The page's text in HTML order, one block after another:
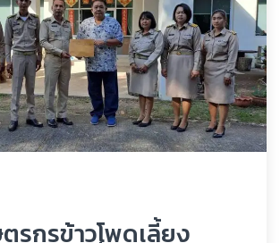
รกรข้าวโพดเลี้ยง